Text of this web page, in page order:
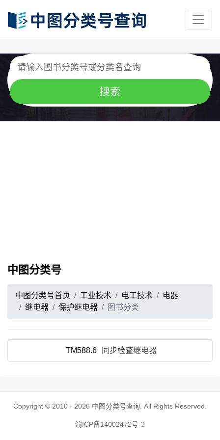
中图分类号
中图分类号首页 工业技术 电工技术
电器
继电器
保护继电器 图书分类
TM588.6 同步检查继电器
Copyright © 2010 - 2026 中图分类号查询 . All Rights Reserved.
渝ICP备14002472号-2